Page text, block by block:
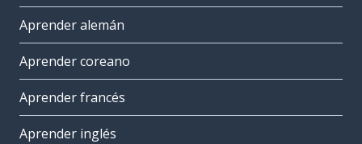
Aprender alemán
Aprender coreano
Aprender francés
Aprender inglés